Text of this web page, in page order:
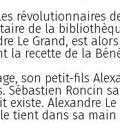
révolutionnaires
de la
Le Grand, est
la recette de la
son petit-fils
Sébastien Roncin
existe. Alexandre
tient dans sa